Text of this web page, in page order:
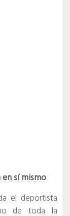
en sí mismo
el deportista
de toda la